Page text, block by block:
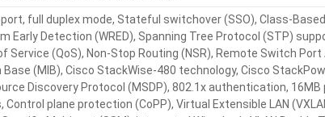
full duplex mode, Stateful switchover (SSO), Class-
Early Detection (WRED), Spanning Tree Protocol (STP)
Service (QoS), Non-Stop Routing (NSR), Remote Switch Port
(MIB), Cisco StackWise-480 technology, Cisco
Discovery Protocol (MSDP), 802.1x authentication,
plane protection (CoPP), Virtual Extensible LAN